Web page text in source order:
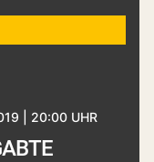
| 20:00 UHR